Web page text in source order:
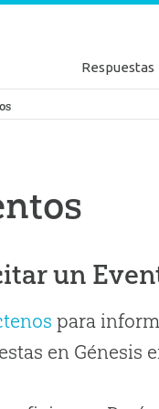
Respuestas
Génesis
un
para
en Génesis